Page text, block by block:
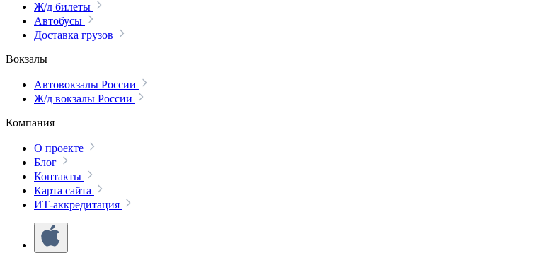
Ж/д билеты
Автобусы
Доставка грузов
Вокзалы
Автовокзалы России
Ж/д вокзалы России
Компания
О проекте
Блог
Контакты
Карта сайта
ИТ-аккредитация